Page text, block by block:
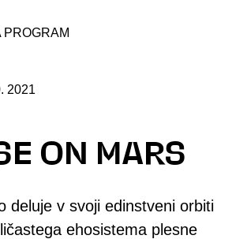
2021
ON MARS
deluje v svoji edinstveni orbiti
ehosistema plesne